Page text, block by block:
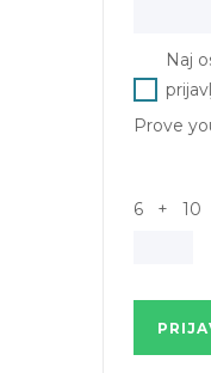
Naj
Prove
6 + 10